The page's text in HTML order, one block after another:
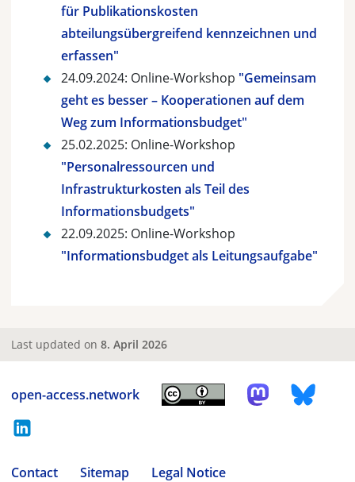
für Publikationskosten
abteilungsübergreifend kennzeichnen und
erfassen"
24.09.2024: Online-Workshop "Gemeinsam
geht es besser – Kooperationen auf dem
Weg zum Informationsbudget"
25.02.2025: Online-Workshop
"Personalressourcen und
Infrastrukturkosten als Teil des
Informationsbudgets"
22.09.2025: Online-Workshop
"Informationsbudget als Leitungsaufgabe"
Last updated on 8. April 2026
open-access.network
Contact Sitemap
Legal Notice